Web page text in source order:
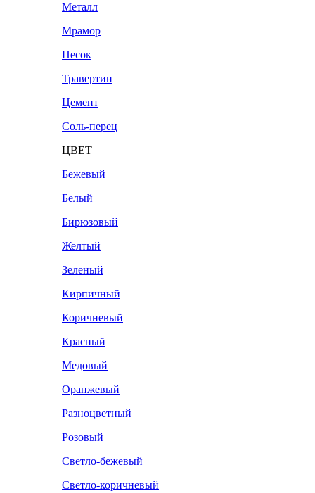
Металл
Мрамор
Песок
Травертин
Цемент
Соль-перец
ЦВЕТ
Бежевый
Белый
Бирюзовый
Желтый
Зеленый
Кирпичный
Коричневый
Красный
Медовый
Оранжевый
Разноцветный
Розовый
Светло-бежевый
Светло-коричневый